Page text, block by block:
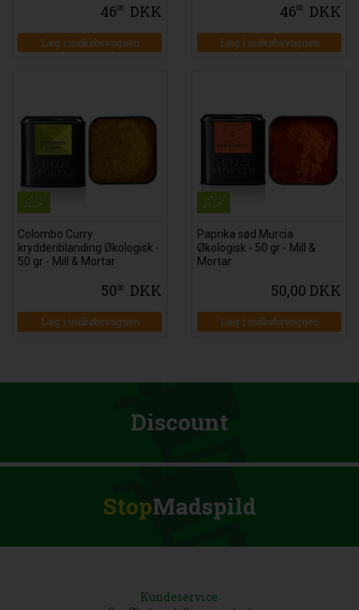
4600 DKK
Læg i indkøbsvognen
4600 DKK
Læg i indkøbsvognen
Colombo Curry
krydderiblanding Økologisk -
50 gr - Mill & Mortar
5000 DKK
Læg i indkøbsvognen
Paprika sød Murcia
Økologisk - 50 gr - Mill &
Mortar
50,00 DKK
Læg i indkøbsvognen
Discount
StopMadspild
Kundeservice